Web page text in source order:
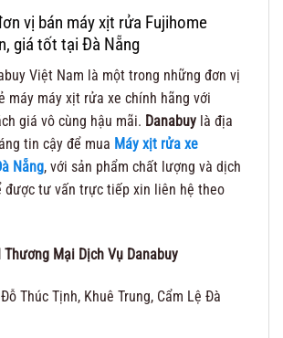
vị bán máy xịt rửa Fujihome
giá tốt tại Đà Nẵng
Việt Nam là một trong những đơn vị
máy máy xịt rửa xe chính hãng với
giá vô cùng hậu mãi. Danabuy là địa
tin cậy để mua Máy xịt rửa xe
Nẵng, với sản phẩm chất lượng và dịch
được tư vấn trực tiếp xin liên hệ theo
Thương Mại Dịch Vụ Danabuy
Thúc Tịnh, Khuê Trung, Cẩm Lệ Đà